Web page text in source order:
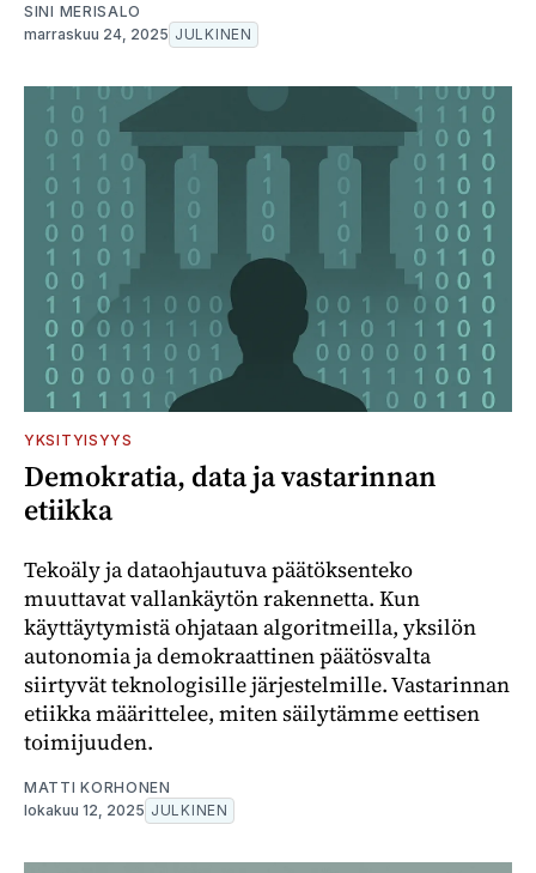
SINI MERISALO
marraskuu 24, 2025 JULKINEN
YKSITYISYYS
Demokratia, data ja vastarinnan
etiikka
Tekoäly ja dataohjautuva päätöksenteko
muuttavat vallankäytön rakennetta. Kun
käyttäytymistä ohjataan algoritmeilla, yksilön
autonomia ja demokraattinen päätösvalta
siirtyvät teknologisille järjestelmille. Vastarinnan
etiikka määrittelee, miten säilytämme eettisen
toimijuuden.
MATTI KORHONEN
lokakuu 12, 2025 JULKINEN